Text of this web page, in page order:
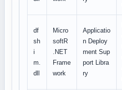
df
sh
i
m.
dll
Micro
softR
.NET
Frame
work
Applicatio
n Deploy
ment Sup
port Libra
ry